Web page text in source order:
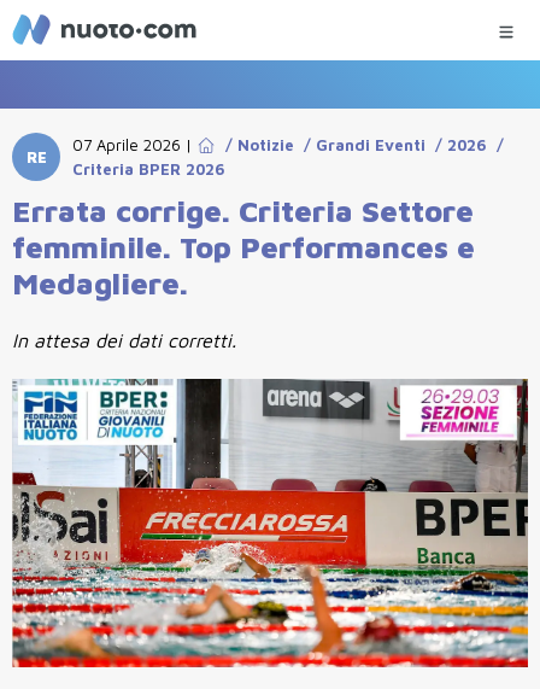
RE
07 Aprile 2026 | / Notizie / Grandi Eventi / 2026 /
Criteria BPER 2026
Errata corrige. Criteria Settore
femminile. Top Performances e
Medagliere.
In attesa dei dati corretti.